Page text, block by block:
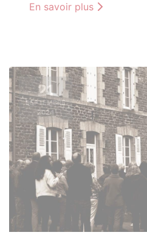
En savoir plus
21
SEPTEMBRE
2024